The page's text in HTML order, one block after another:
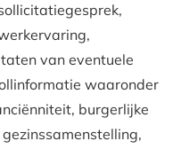
van eventuele
waaronder
burgerlijke